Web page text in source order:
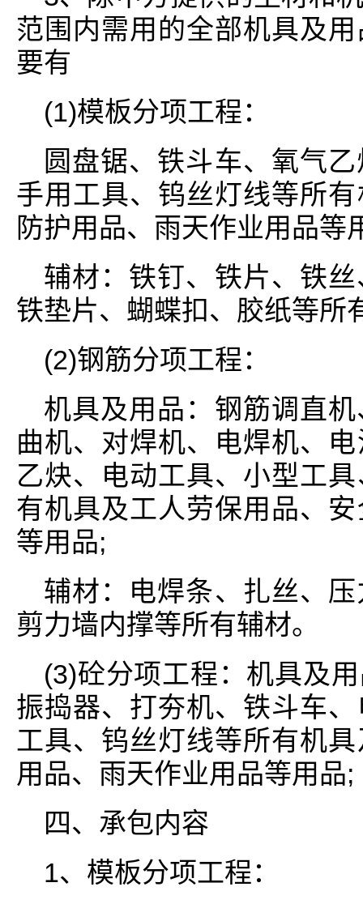
范围内需用的全部机具及
要有
(1)模板分项工程：
圆盘锯、铁斗车、氧气
手用工具、钨丝灯线等所
防护用品、雨天作业用品等
辅材：铁钉、铁片、铁
铁垫片、蝴蝶扣、胶纸等所
(2)钢筋分项工程：
机具及用品：钢筋调直
曲机、对焊机、电焊机、
乙炔、电动工具、小型工
有机具及工人劳保用品、
等用品;
辅材：电焊条、扎丝、
剪力墙内撑等所有辅材。
(3)砼分项工程：机具及
振捣器、打夯机、铁斗车
工具、钨丝灯线等所有机
用品、雨天作业用品等用品;
四、承包内容
1、模板分项工程：